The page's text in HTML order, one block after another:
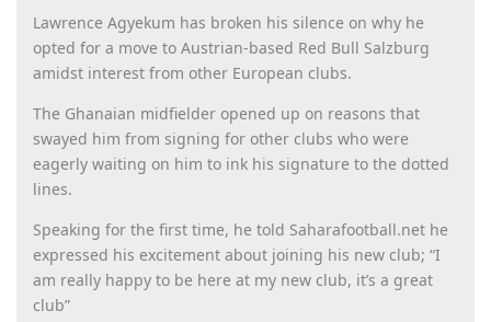
Lawrence Agyekum has broken his silence on why he
opted for a move to Austrian-based Red Bull Salzburg
amidst interest from other European clubs.
The Ghanaian midfielder opened up on reasons that
swayed him from signing for other clubs who were
eagerly waiting on him to ink his signature to the dotted
lines.
Speaking for the first time, he told Saharafootball.net he
expressed his excitement about joining his new club; “I
am really happy to be here at my new club, it’s a great
club”